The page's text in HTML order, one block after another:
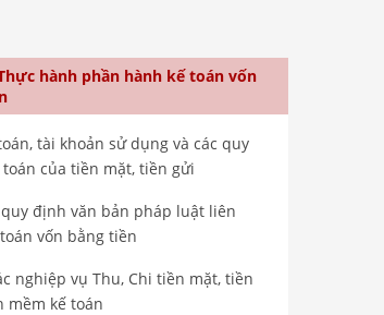
hành phần hành kế toán vốn
tài khoản sử dụng và các quy
của tiền mặt, tiền gửi
định văn bản pháp luật liên
vốn bằng tiền
nghiệp vụ Thu, Chi tiền mặt, tiền
mềm kế toán